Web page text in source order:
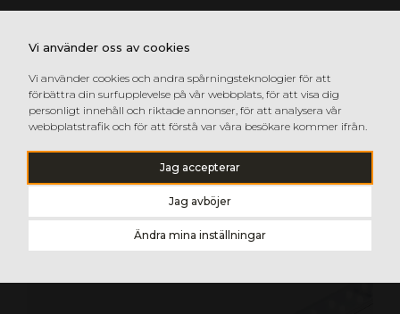
Vi använder oss av cookies
Vi använder cookies och andra spårningsteknologier för att
förbättra din surfupplevelse på vår webbplats, för att visa dig
personligt innehåll och riktade annonser, för att analysera vår
webbplatstrafik och för att förstå var våra besökare kommer ifrån.
Jag accepterar
Jag avböjer
Ändra mina inställningar
POSTERBOX SLIM GEN 2
POSTERBOX 3
SIGNBOX 3